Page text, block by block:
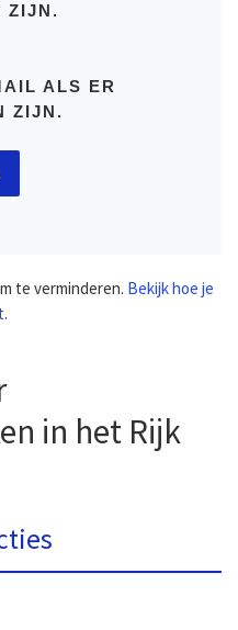
ZIJN.
ALS ER
ZIJN.
te verminderen. Bekijk hoe je
.
in het Rijk